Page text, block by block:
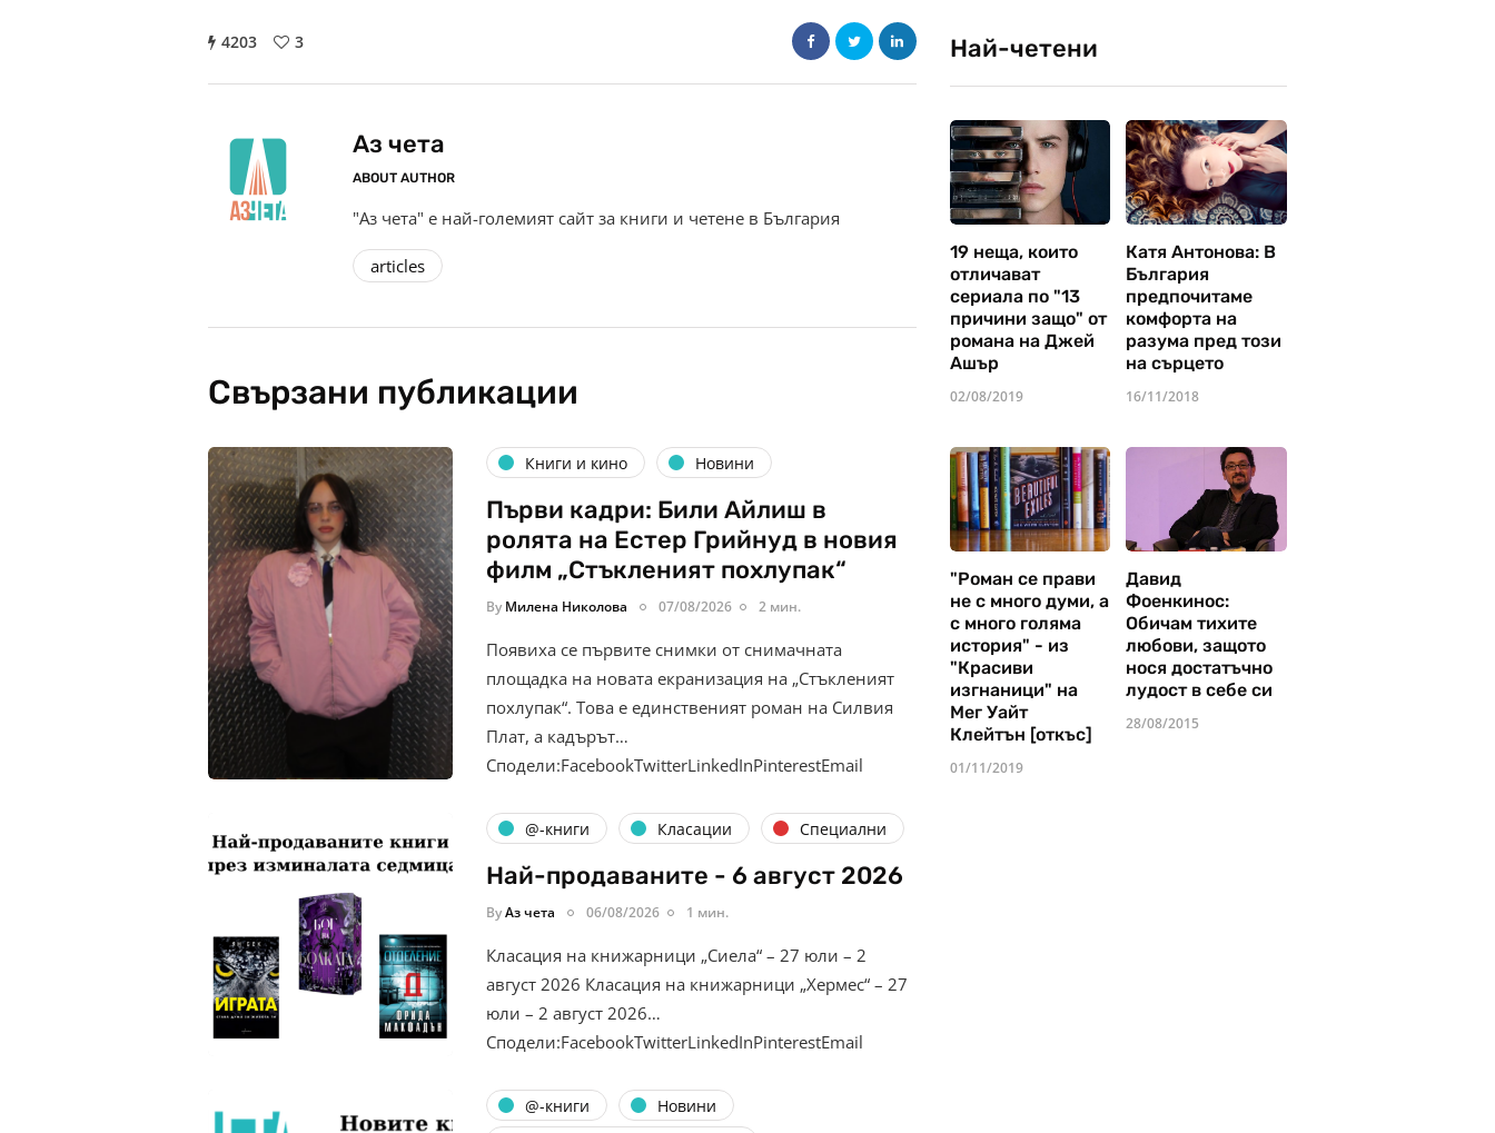
4203 3
Аз чета
ABOUT AUTHOR
"Аз чета" е най-големият сайт за книги и четене в България
articles
Свързани публикации
Книги и кино Новини
Първи кадри: Били Айлиш в
ролята на Естер Грийнуд в новия
филм „Стъкленият похлупак“
By Милена Николова 07/08/2026 2 мин.
Появиха се първите снимки от снимачната
площадка на новата екранизация на „Стъкленият
похлупак“. Това е единственият роман на Силвия
Плат, а кадърът…
Сподели:FacebookTwitterLinkedInPinterestEmail
@-книги Класации Специални
Най-продаваните - 6 август 2026
ByАз чета 06/08/2026 1 мин.
Класация на книжарници „Сиела“ – 27 юли – 2
август 2026 Класация на книжарници „Хермес“ – 27
юли – 2 август 2026…
Сподели:FacebookTwitterLinkedInPinterestEmail
@-книги
Новини
Най-четени
19 неща, които
отличават
сериала по "13
причини защо" от
романа на Джей
Ашър
02/08/2019
Катя Антонова: В
България
предпочитаме
комфорта на
разума пред този
на сърцето
16/11/2018
"Роман се прави
не с много думи, а
с много голяма
история" - из
"Красиви
изгнаници" на
Мег Уайт
Клейтън [откъс]
01/11/2019
Давид
Фоенкинос:
Обичам тихите
любови, защото
нося достатъчно
лудост в себе си
28/08/2015